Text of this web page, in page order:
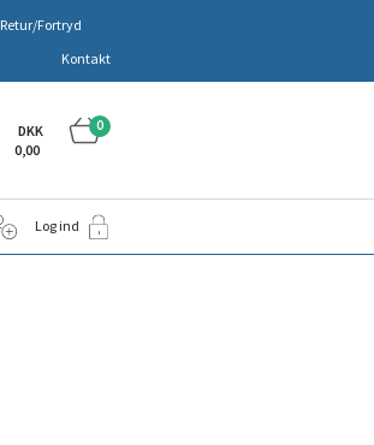
Retur/Fortryd
Kontakt
0
DKK
0,00
Log ind